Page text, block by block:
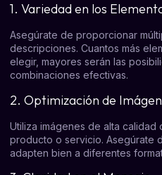
1. Variedad en los
Asegúrate de proporcionar
descripciones. Cuantos más
elegir, mayores serán las
combinaciones efectivas.
2. Optimización de
Utiliza imágenes de alta calidad
producto o servicio. Asegúrate
adapten bien a diferentes